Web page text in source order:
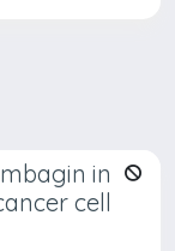
in
cell